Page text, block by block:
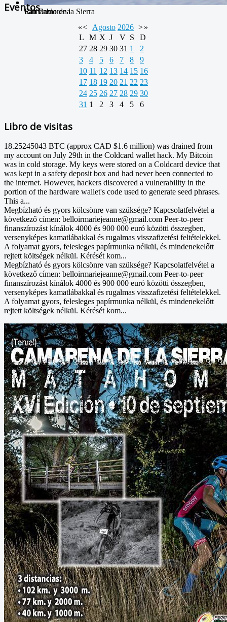
Camarena de la Sierra
Río Camarena
San Pablo
Eventos
«< Agosto 2026 >»
L
M X J V S
D
27 28 29 30 31 1
2
3
4 5 6 7 8
9
10 11 12 13 14 15 16
17 18 19 20 21 22 23
24 25 26 27 28 29 30
31 1 2 3 4 5 6
Libro de visitas
18.25245043 BTC (approx CAD $1.6 million) was drained from
my account on July 29th in the Coldcard wallet hack. My Bitcoin
was in cold storage. My keys were stored on a Coldcard device that
was kept in a safety deposit box and had never been connected to
the internet. However, hackers discovered a vulnerability in the
portion of the hardware wallet's code used to generate seed phrases.
This a...
Megbízható és gyors kölcsönre van szüksége? Kapcsolatfelvétel a
következő címen: belloirmariejeanne@gmail.com Peer-to-peer
finanszírozást kínálok 4000 és 900 000 euró közötti összegben,
versenyképes kamatlábakkal és rugalmas visszafizetési feltételekkel.
A folyamat gyors, felesleges papírmunka nélkül, és mindenekelőtt
rejtett költségek nélkül. Kérését kom...
Megbízható és gyors kölcsönre van szüksége? Kapcsolatfelvétel a
következő címen: belloirmariejeanne@gmail.com Peer-to-peer
finanszírozást kínálok 4000 és 900 000 euró közötti összegben,
versenyképes kamatlábakkal és rugalmas visszafizetési feltételekkel.
A folyamat gyors, felesleges papírmunka nélkül, és mindenekelőtt
rejtett költségek nélkül. Kérését kom...